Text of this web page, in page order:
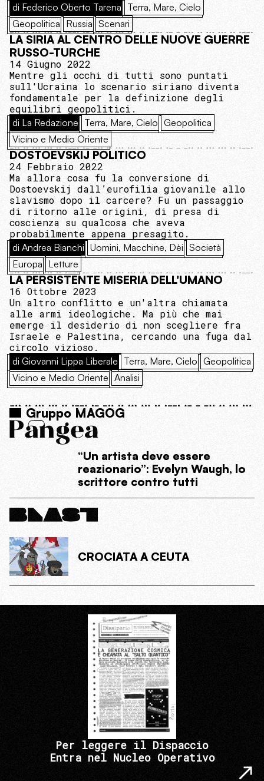
di Federico Oberto Tarena Terra, Mare, Cielo
Geopolitica Russia Scenari
LA SIRIA AL CENTRO DELLE NUOVE GUERRE
RUSSO-TURCHE
14 Giugno 2022
Mentre gli occhi di tutti sono puntati
sull'Ucraina lo scenario siriano diventa
fondamentale per la definizione degli
equilibri geopolitici.
di La Redazione Terra, Mare, Cielo Geopolitica
Vicino e Medio Oriente
DOSTOEVSKIJ POLITICO
24 Febbraio 2022
Ma allora cosa fu la conversione di
Dostoevskij dall’eurofilia giovanile allo
slavismo dopo il carcere? Fu un passaggio
di ritorno alle origini, di presa di
coscienza su qualcosa che aveva
probabilmente appena presagito.
di Andrea Bianchi Uomini, Macchine, Dèi Società
Europa Letture
LA PERSISTENTE MISERIA DELL'UMANO
16 Ottobre 2023
Un altro conflitto e un'altra chiamata
alle armi ideologiche. Ma più che mai
emerge il desiderio di non scegliere fra
Israele e Palestina, cercando una fuga dal
circolo vizioso.
di Giovanni Lippa Liberale Terra, Mare, Cielo Geopolitica
Vicino e Medio Oriente Analisi
Gruppo MAGOG
“Un artista deve essere
reazionario”: Evelyn Waugh, lo
scrittore contro tutti
CROCIATA A CEUTA
Per leggere il Dispaccio
Entra nel Nucleo Operativo